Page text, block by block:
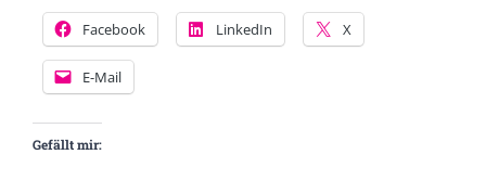
Facebook LinkedIn X
E-Mail
Gefällt mir: